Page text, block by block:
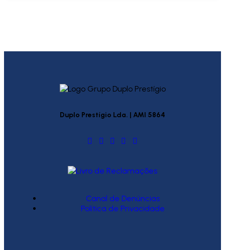
Duplo Prestígio Lda. | AMI 5864
Canal de Denúncias
Política de Privacidade